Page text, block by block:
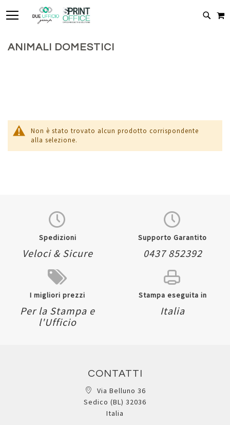
CERCA
ANIMALI DOMESTICI
Non è stato trovato alcun prodotto corrispondente
alla selezione.
Spedizioni
Veloci & Sicure
Supporto Garantito
0437 852392
I migliori prezzi
Per la Stampa e
l'Ufficio
Stampa eseguita in
Italia
CONTATTI
Via Belluno 36
Sedico (BL) 32036
Italia